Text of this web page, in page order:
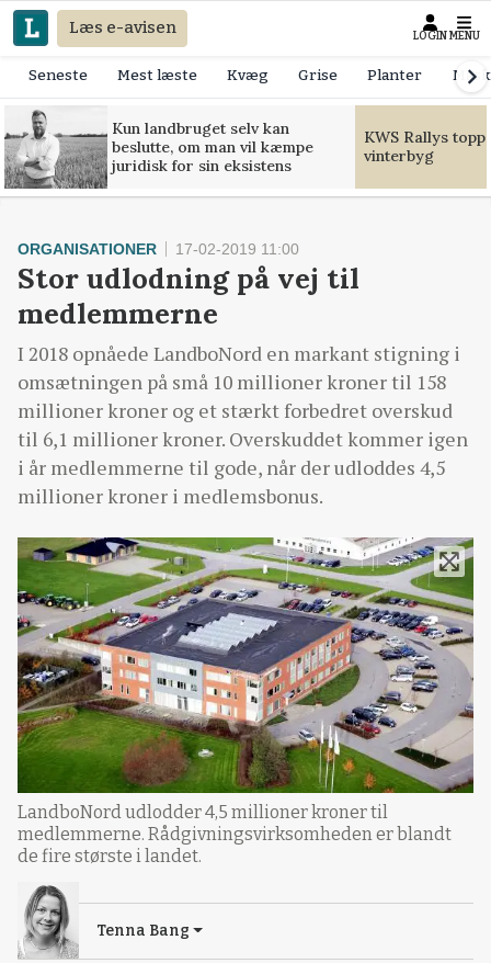
Læs e-avisen LOGIN MENU
Seneste Mest læste Kvæg Grise Planter
Kun landbruget selv kan
beslutte, om man vil kæmpe
juridisk for sin eksistens
KWS Rallys
vinterbyg
ORGANISATIONER 17-02-2019 11:00
Stor udlodning på vej til
medlemmerne
I 2018 opnåede LandboNord en markant stigning i
omsætningen på små 10 millioner kroner til 158
millioner kroner og et stærkt forbedret overskud
til 6,1 millioner kroner. Overskuddet kommer igen
i år medlemmerne til gode, når der udloddes 4,5
millioner kroner i medlemsbonus.
LandboNord udlodder 4,5 millioner kroner til
medlemmerne. Rådgivningsvirksomheden er blandt
de fire største i landet.
Tenna Bang